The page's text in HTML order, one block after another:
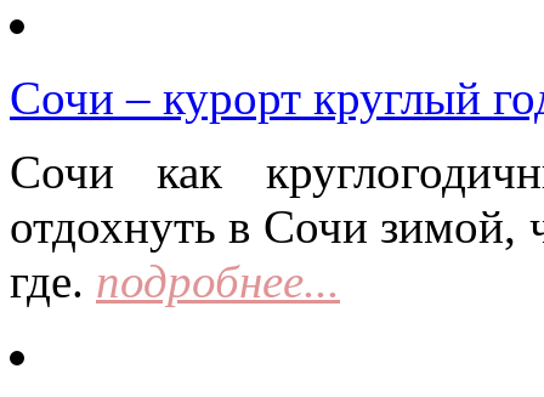
Сочи – курорт круглый
Сочи как
отдохнуть в Сочи зимой,
где. подробнее...